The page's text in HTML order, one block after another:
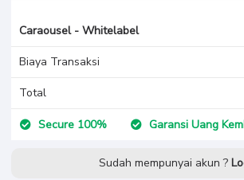
Caraousel - Whitelabel
Biaya Transaksi
Total
Secure 100% Garansi Uang
Sudah mempunyai akun ?